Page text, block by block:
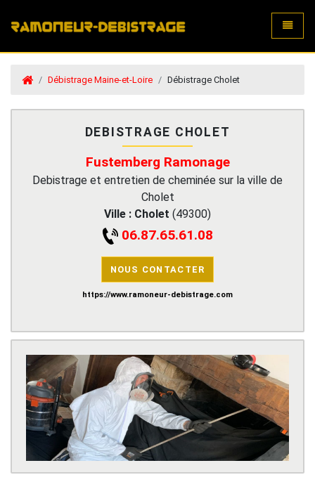
Débistrage Maine-et-Loire Débistrage Cholet
DEBISTRAGE CHOLET
Fustemberg Ramonage
Debistrage et entretien de cheminée sur la ville de
Cholet
Ville : Cholet (49300)
06.87.65.61.08
NOUS CONTACTER
https://www.ramoneur-debistrage.com